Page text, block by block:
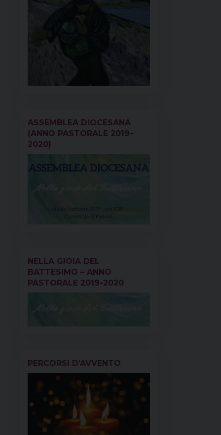
ASSEMBLEA DIOCESANA
(ANNO PASTORALE 2019-
2020)
NELLA GIOIA DEL
BATTESIMO – ANNO
PASTORALE 2019-2020
PERCORSI D’AVVENTO